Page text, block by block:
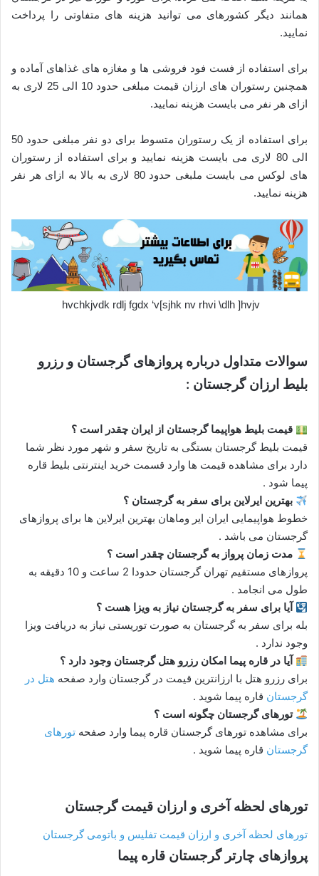
همانند دیگر کشورهای می توانید هزینه های متفاوتی را پرداخت
نمایید.
برای استفاده از فست فود فروشی ها و مغازه های غذاهای آماده و
همچنین رستوران های ارزان قیمت مبلغی حدود 10 الی 25 لاری به
ازای هر نفر می بایست هزینه نمایید.
برای استفاده از یک رستوران متسوط برای دو نفر مبلغی حدود 50
الی 80 لاری می بایست هزینه نمایید و برای استفاده از رستوران
های لوکس می بایست ملبغی حدود 80 لاری به بالا به ازای هر نفر
هزینه نمایید.
hvchkjvdk rdlj fgdx ‘v[sjhk nv rhvi \dlh ]hvjv
سوالات متداول درباره پروازهای گرجستان و رزرو
بلیط ارزان گرجستان :
قیمت بلیط هواپیما گرجستان از ایران چقدر است ؟
قیمت بلیط گرجستان بستگی به تاریخ سفر و شهر مورد نظر شما
دارد برای مشاهده قیمت ها وارد قسمت خرید اینترنتی بلیط قاره
پیما شود .
بهترین ایرلاین برای سفر به گرجستان ؟
خطوط هواپیمایی ایران ایر وماهان بهترین ایرلاین ها برای پروازهای
گرجستان می باشد .
مدت زمان پرواز به گرجستان چقدر است ؟
پروازهای مستقیم تهران گرجستان حدودا 2 ساعت و 10 دقیقه به
طول می انجامد .
آیا برای سفر به گرجستان نیاز به ویزا هست ؟
بله برای سفر به گرجستان به صورت توریستی نیاز به دریافت ویزا
وجود ندارد .
آیا در قاره پیما امکان رزرو هتل گرجستان وجود دارد ؟
برای رزرو هتل با ارزانترین قیمت در گرجستان وارد صفحه هتل در
گرجستان قاره پیما شوید .
تورهای گرجستان چگونه است ؟
برای مشاهده تورهای گرجستان قاره پیما وارد صفحه تورهای
گرجستان قاره پیما شوید .
تورهای لحظه آخری و ارزان قیمت گرجستان
تورهای لحظه آخری و ارزان قیمت تفلیس و باتومی گرجستان
پروازهای چارتر گرجستان قاره پیما